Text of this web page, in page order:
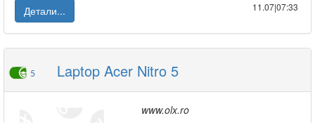
Детали...
11.07|07:33
5 Laptop Acer Nitro 5
www.olx.ro